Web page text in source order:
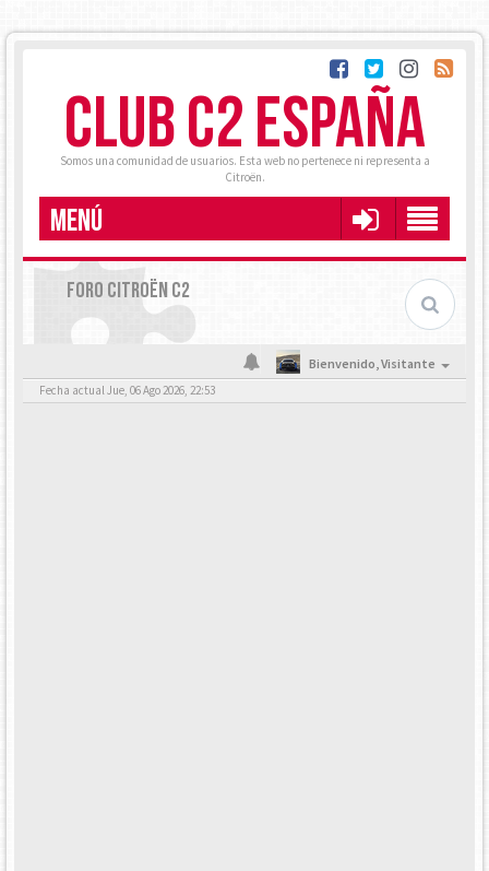
CLUB C2 ESPAÑA
Somos una comunidad de usuarios. Esta web no pertenece ni representa a
Citroën.
MENÚ
FORO CITROËN C2
Bienvenido,Visitante
Fecha actual Jue, 06 Ago 2026, 22:53